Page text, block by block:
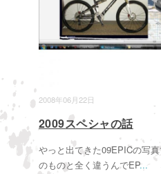
2008年06月22日
2009スペシャの話
やっと出てきた09EPICの写
のものと全く違うんでEP...